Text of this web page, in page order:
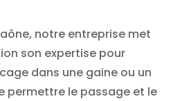
notre entreprise met
son expertise pour
dans une gaine ou un
permettre le passage et le